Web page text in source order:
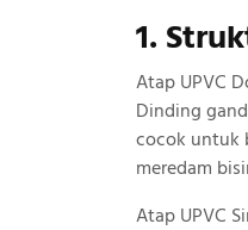
1.
Atap UPVC
Dinding
cocok untuk
meredam
Atap UPVC